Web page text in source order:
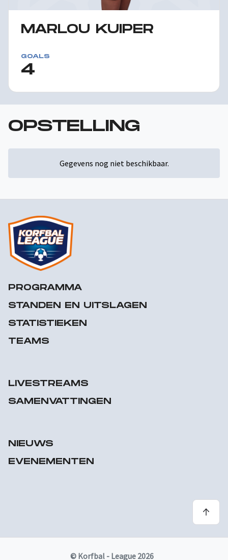
MARLOU KUIPER
GOALS
4
OPSTELLING
Gegevens nog niet beschikbaar.
PROGRAMMA
STANDEN EN UITSLAGEN
STATISTIEKEN
TEAMS
LIVESTREAMS
SAMENVATTINGEN
NIEUWS
EVENEMENTEN
© Korfbal - League 2026